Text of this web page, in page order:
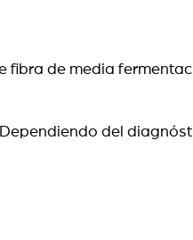
fibra de media
del